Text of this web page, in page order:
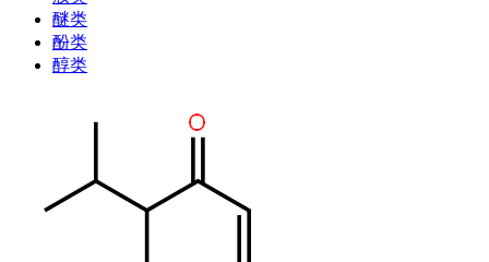
醚类
酚类
醇类